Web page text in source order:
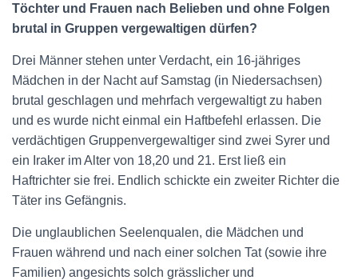
Töchter und Frauen nach Belieben und ohne Folgen
brutal in Gruppen vergewaltigen dürfen?
Drei Männer stehen unter Verdacht, ein 16-jähriges
Mädchen in der Nacht auf Samstag (in Niedersachsen)
brutal geschlagen und mehrfach vergewaltigt zu haben
und es wurde nicht einmal ein Haftbefehl erlassen. Die
verdächtigen Gruppenvergewaltiger sind zwei Syrer und
ein Iraker im Alter von 18,20 und 21. Erst ließ ein
Haftrichter sie frei. Endlich schickte ein zweiter Richter die
Täter ins Gefängnis.
Die unglaublichen Seelenqualen, die Mädchen und
Frauen während und nach einer solchen Tat (sowie ihre
Familien) angesichts solch grässlicher und